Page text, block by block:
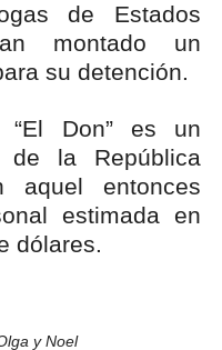
de Estados
montado un
su detención.
“El Don” es un
de la República
aquel entonces
estimada en
dólares.
y Noel